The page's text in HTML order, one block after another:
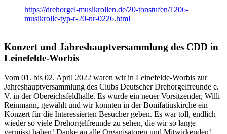
https://drehorgel-musikrollen.de/20-tonstufen/1206-
musikrolle-typ-r-20-nr-0226.html
Konzert und Jahreshauptversammlung des CDD in
Leinefelde-Worbis
Vom 01. bis 02. April 2022 waren wir in Leinefelde-Worbis zur
Jahreshauptversammlung des Clubs Deutscher Drehorgelfreunde e.
V. in der Obereichsfeldhalle. Es wurde ein neuer Vorsitzender, Willi
Reinmann, gewählt und wir konnten in der Bonifatiuskirche ein
Konzert für die Interessierten Besucher geben. Es war toll, endlich
wieder so viele Drehorgelfreunde zu sehen, die wir so lange
vermisst haben! Danke an alle Organisatoren und Mitwirkenden!